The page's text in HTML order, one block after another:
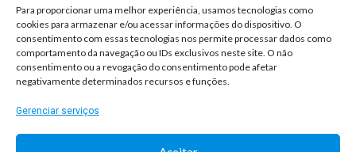
Para proporcionar uma melhor experiência, usamos tecnologias como
cookies para armazenar e/ou acessar informações do dispositivo. O
consentimento com essas tecnologias nos permite processar dados como
comportamento da navegação ou IDs exclusivos neste site. O não
consentimento ou a revogação do consentimento pode afetar
negativamente determinados recursos e funções.
Gerenciar serviços
Premiações e honrarias: